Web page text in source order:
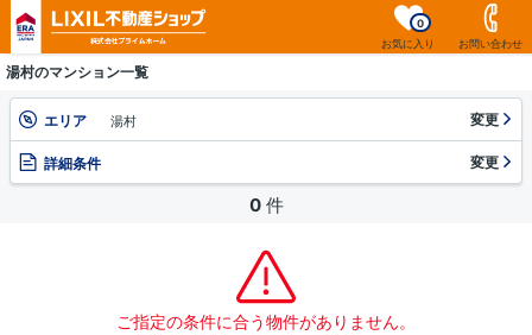
お気に入り
0
お問い合わせ
湯村のマンション一覧
エリア 湯村 変更
詳細条件 変更
0 件
ご指定の条件に合う物件がありません。